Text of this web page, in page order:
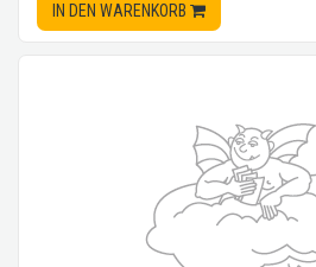
IN DEN WARENKORB